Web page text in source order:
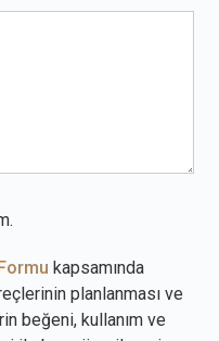
kapsamında
planlanması ve
beğeni, kullanım ve